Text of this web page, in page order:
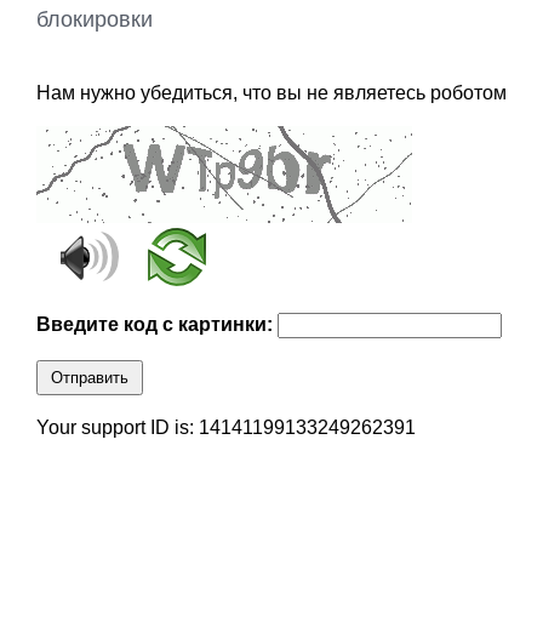
блокировки
Нам нужно убедиться, что вы не являетесь роботом
Введите код с картинки:
Отправить
Your support ID is: 14141199133249262391